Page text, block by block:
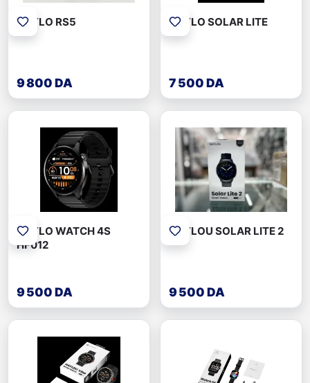
HAYLO RS5
9 800 DA
HAYLO SOLAR LITE
7 500 DA
HAYLO WATCH 4S
HF012
9 500 DA
HAYLOU SOLAR LITE 2
9 500 DA